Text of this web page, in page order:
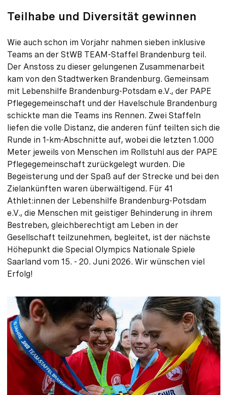
Teilhabe und Diversität gewinnen
Wie auch schon im Vorjahr nahmen sieben inklusive
Teams an der StWB TEAM-Staffel Brandenburg teil.
Der Anstoss zu dieser gelungenen Zusammenarbeit
kam von den Stadtwerken Brandenburg. Gemeinsam
mit Lebenshilfe Brandenburg-Potsdam e.V., der PAPE
Pflegegemeinschaft und der Havelschule Brandenburg
schickte man die Teams ins Rennen. Zwei Staffeln
liefen die volle Distanz, die anderen fünf teilten sich die
Runde in 1-km-Abschnitte auf, wobei die letzten 1.000
Meter jeweils von Menschen im Rollstuhl aus der PAPE
Pflegegemeinschaft zurückgelegt wurden. Die
Begeisterung und der Spaß auf der Strecke und bei den
Zielankünften waren überwältigend. Für 41
Athlet:innen der Lebenshilfe Brandenburg-Potsdam
e.V., die Menschen mit geistiger Behinderung in ihrem
Bestreben, gleichberechtigt am Leben in der
Gesellschaft teilzunehmen, begleitet, ist der nächste
Höhepunkt die Special Olympics Nationale Spiele
Saarland vom 15. - 20. Juni 2026. Wir wünschen viel
Erfolg!